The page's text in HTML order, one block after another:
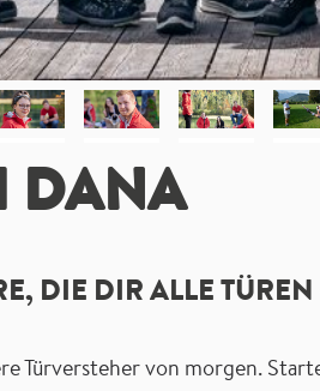
DANA
DIE DIR ALLE
Türversteher von morgen.